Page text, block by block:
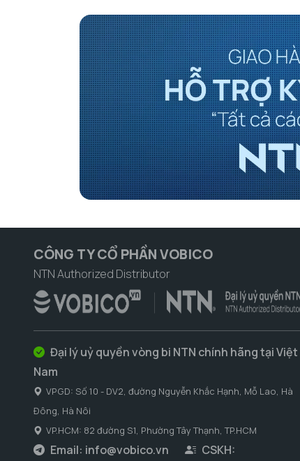
CÔNG TY CỔ PHẦN VOBICO
NTN Authorized Distributor
Đại lý uỷ quyền vòng bi NTN chính hãng tại Việt
Nam
VPGD: Số 10 - DV2, đường Nguyễn Khắc Hạnh, Mỗ Lao, Hà
Đông, Hà Nôi
VP.HCM: 82 đường S1, Phường Tây Thạnh, TP.HCM
Email: info@vobico.vn CSKH: